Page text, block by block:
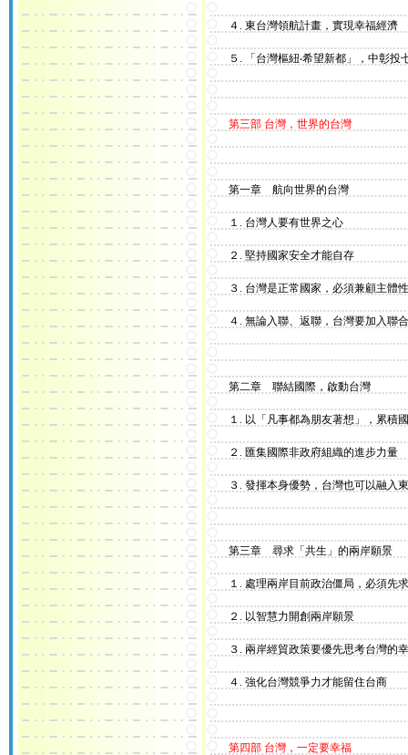
４. 東台灣領航計畫，實現幸福經濟
５. 「台灣樞紐‧希望新都」，中彰投
第三部 台灣，世界的台灣
第一章 航向世界的台灣
１. 台灣人要有世界之心
２. 堅持國家安全才能自存
３. 台灣是正常國家，必須兼顧主體
４. 無論入聯、返聯，台灣要加入聯合
第二章 聯結國際，啟動台灣
１. 以「凡事都為朋友著想」，累積
２. 匯集國際非政府組織的進步力量
３. 發揮本身優勢，台灣也可以融入
第三章 尋求「共生」的兩岸願景
１. 處理兩岸目前政治僵局，必須先
２. 以智慧力開創兩岸願景
３. 兩岸經貿政策要優先思考台灣的
４. 強化台灣競爭力才能留住台商
第四部 台灣，一定要幸福